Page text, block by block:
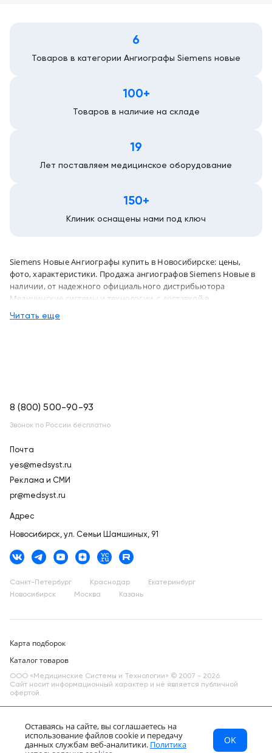
МСТ Каталог
Главная
6
Товаров в категории Ангиографы Siemens новые
100+
Товаров в наличие на складе
19
Лет поставляем медицинское оборудование
150+
Клиник оснащены нами под ключ
Siemens Новые Ангиографы купить в Новосибирске: цены,
фото, характеристики. Продажа ангиографов Siemens Новые в
наличии, от надежного официального дистрибьютора
Медицинские системы и технологии, с доставкой в
Новосибирск по России
Читать еще
8 (800) 500-90-93
Звонок по России бесплатно
Почта
yes@medsyst.ru
Реклама и СМИ
pr@medsyst.ru
Адрес
Новосибирск, ул. Семьи Шамшиных, 91
Санкт-Петербург Краснодар
Екатеринбург
Новосибирск
Москва Казань
Карта подборок
Каталог товаров
ООО «Медицинские Системы и Технологии» © 2007 - 2026.
Сайт носит информационный характер и не является публичной
офертой.
Оставаясь на сайте, вы соглашаетесь на
использование файлов cookie и передачу
данных службам веб-аналитики. Политика
OK